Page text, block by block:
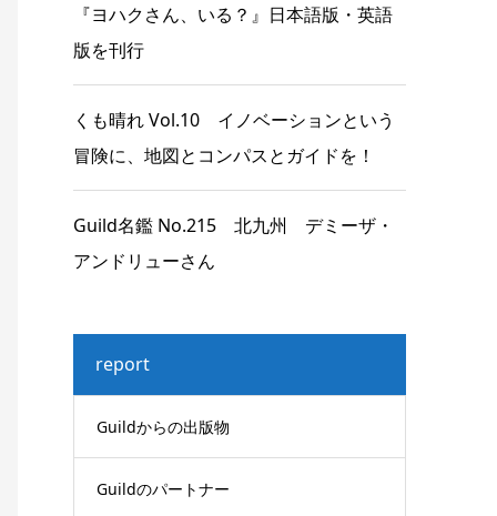
『ヨハクさん、いる？』日本語版・英語
版を刊行
くも晴れ Vol.10 イノベーションという
冒険に、地図とコンパスとガイドを！
Guild名鑑 No.215 北九州 デミーザ・
アンドリューさん
report
Guildからの出版物
Guildのパートナー